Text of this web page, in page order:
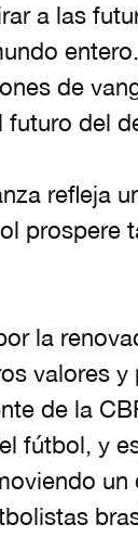
a las
de
futuro del
refleja
prospere
la
valores
de la
fútbol, y